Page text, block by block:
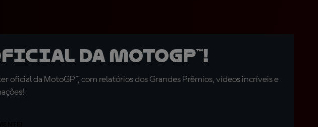
da MotoGP™!
oficial da MotoGP™, com relatórios dos Grandes Prêmios, vídeos incríveis e